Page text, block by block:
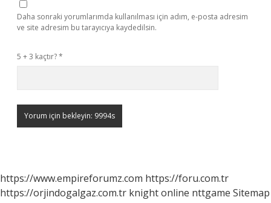
Daha sonraki yorumlarımda kullanılması için adım, e-posta adresim
ve site adresim bu tarayıcıya kaydedilsin.
5 + 3 kaçtır?*
https://www.empireforumz.com https://foru.com.tr
https://orjindogalgaz.com.tr knight online nttgame Sitemap